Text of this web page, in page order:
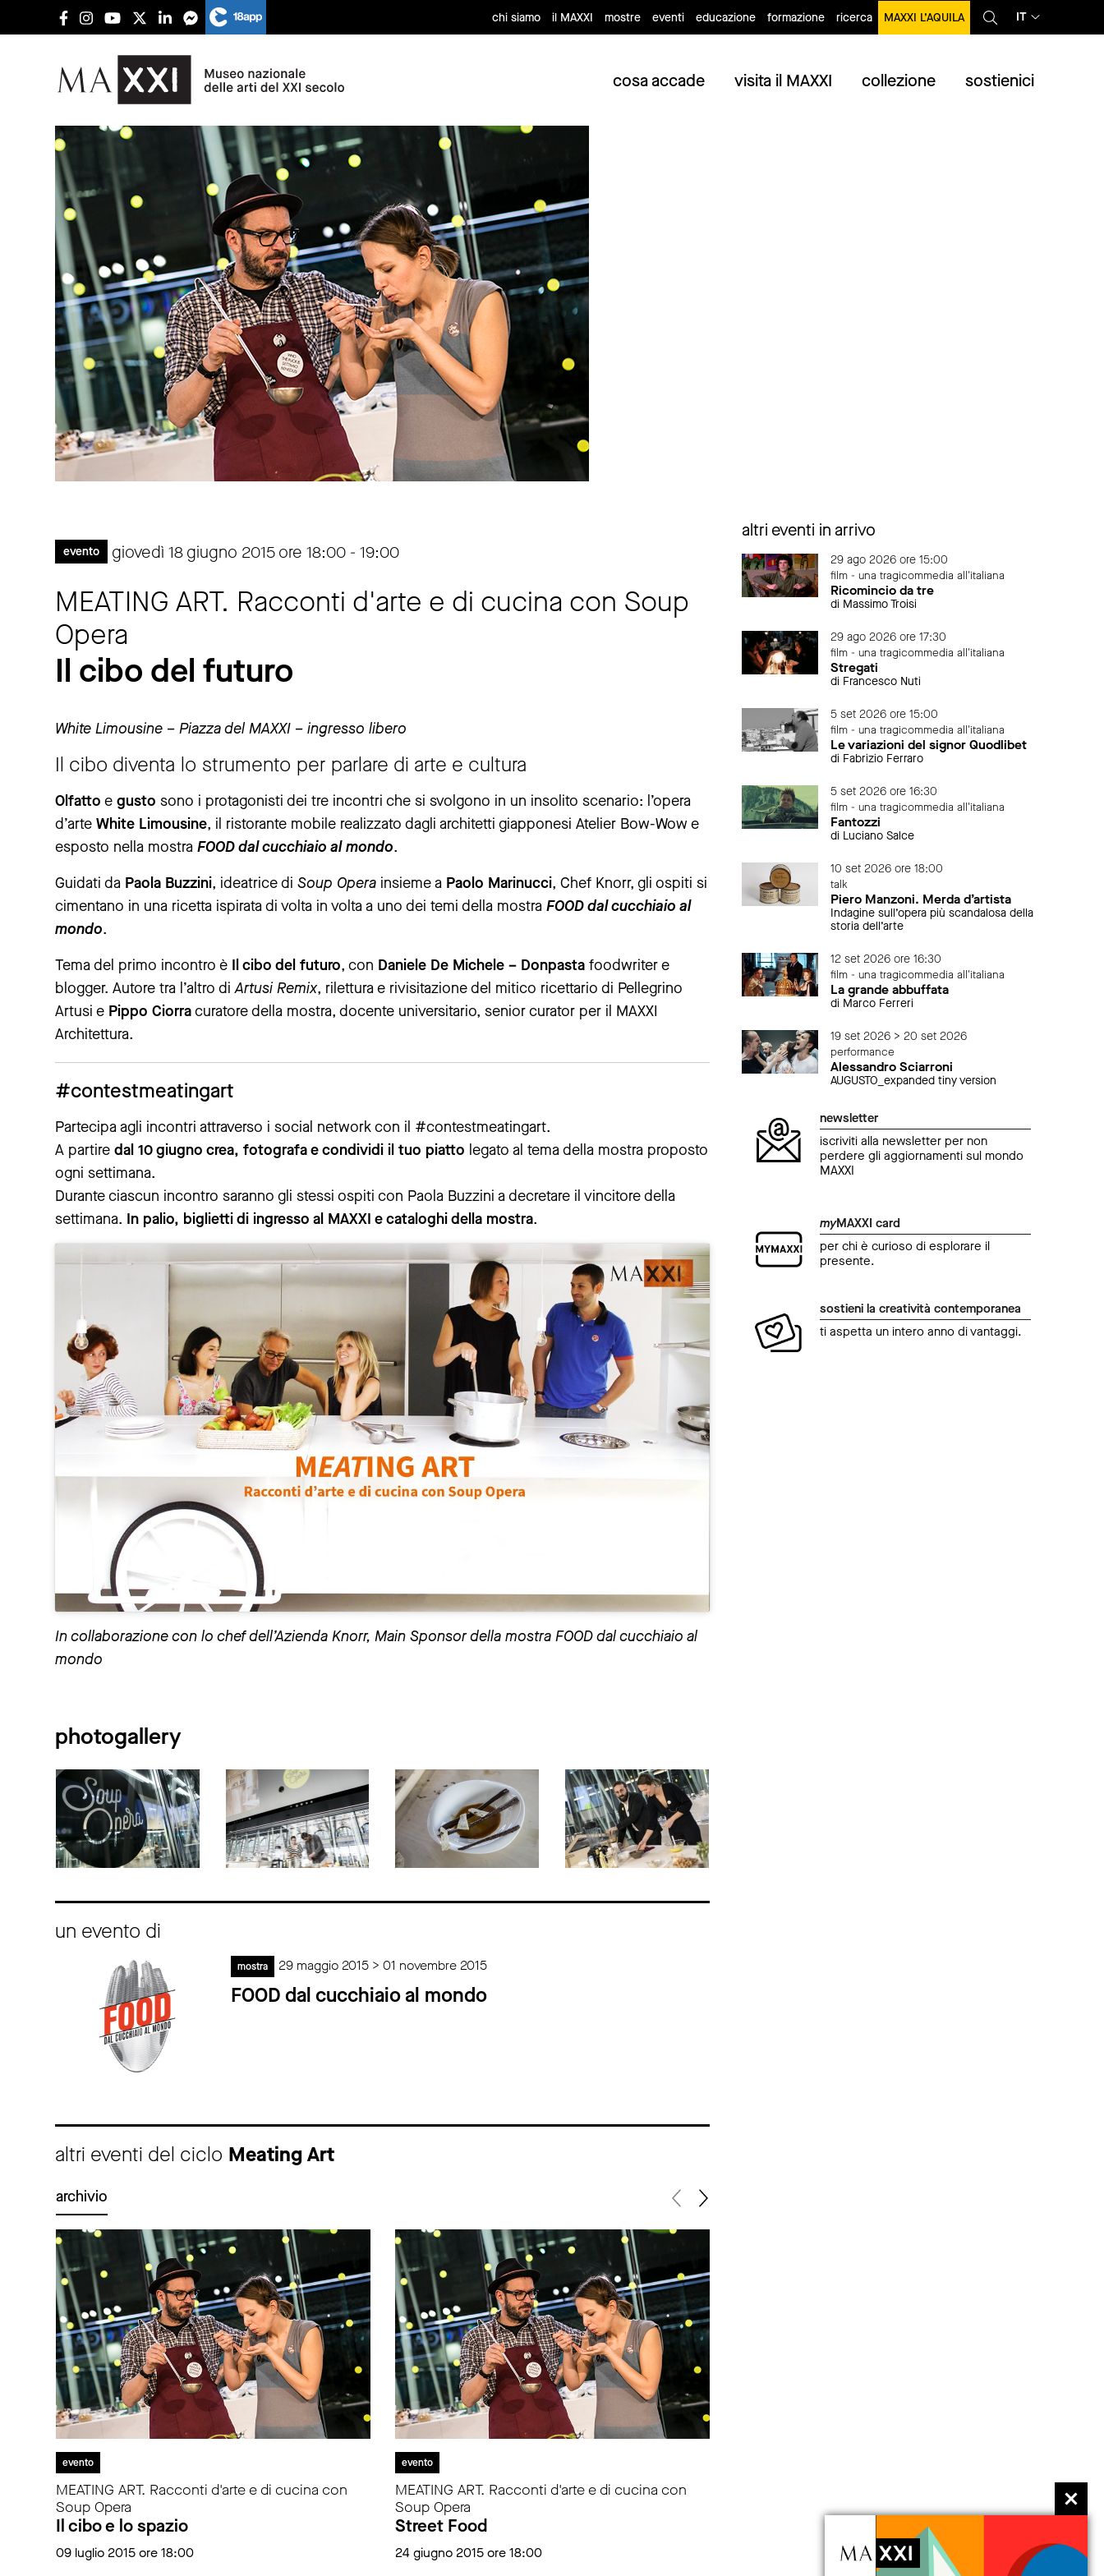
chi siamo il MAXXI mostre eventi educazione formazione ricerca MAXXI L’AQUILA IT
cosa accade visita il MAXXI collezione sostienici
evento giovedì 18 giugno 2015 ore 18:00 - 19:00
MEATING ART. Racconti d'arte e di cucina con Soup
Opera
Il cibo del futuro
White Limousine – Piazza del MAXXI – ingresso libero
Il cibo diventa lo strumento per parlare di arte e cultura
Olfatto e gusto sono i protagonisti dei tre incontri che si svolgono in un insolito scenario: l’opera
d’arte White Limousine, il ristorante mobile realizzato dagli architetti giapponesi Atelier Bow-Wow e
esposto nella mostra FOOD dal cucchiaio al mondo.
Guidati da Paola Buzzini, ideatrice di Soup Opera insieme a Paolo Marinucci, Chef Knorr, gli ospiti si
cimentano in una ricetta ispirata di volta in volta a uno dei temi della mostra FOOD dal cucchiaio al
mondo.
Tema del primo incontro è Il cibo del futuro, con Daniele De Michele – Donpasta foodwriter e
blogger. Autore tra l’altro diArtusi Remix, rilettura e rivisitazione del mitico ricettario di Pellegrino
Artusi e Pippo Ciorracuratore della mostra, docente universitario, senior curator per il MAXXI
Architettura.
#contestmeatingart
Partecipa agli incontri attraverso i social network con il #contestmeatingart.
A partire dal 10 giugno crea, fotografa e condividi il tuo piatto legato al tema della mostra proposto
ogni settimana.
Durante ciascun incontro saranno gli stessi ospiti con Paola Buzzini a decretare il vincitore della
settimana. In palio, biglietti di ingresso al MAXXI e cataloghi della mostra.
In collaborazione con lo chef dell’Azienda Knorr, Main Sponsor della mostra FOOD dal cucchiaio al
mondo
photogallery
un evento di
mostra 29 maggio 2015 > 01 novembre 2015
FOOD dal cucchiaio al mondo
altri eventi del ciclo Meating Art
archivio
evento
MEATING ART. Racconti d'arte e di cucina con
Soup Opera
Il cibo e lo spazio
09 luglio 2015 ore 18:00
evento
MEATING ART. Racconti d'arte e di cucina con
Soup Opera
Street Food
24 giugno 2015 ore 18:00
#ContestMeatingArt
10 giugno 2015 > 09 luglio 2015 ore 18:00
altri eventi in arrivo
29 ago 2026 ore 15:00
film - una tragicommedia all'italiana
Ricomincio da tre
di Massimo Troisi
29 ago 2026 ore 17:30
film - una tragicommedia all'italiana
Stregati
di Francesco Nuti
5 set 2026 ore 15:00
film - una tragicommedia all'italiana
Le variazioni del signor Quodlibet
di Fabrizio Ferraro
5 set 2026 ore 16:30
film - una tragicommedia all'italiana
Fantozzi
di Luciano Salce
10 set 2026 ore 18:00
talk
Piero Manzoni. Merda d’artista
Indagine sull’opera più scandalosa della
storia dell’arte
12 set 2026 ore 16:30
film - una tragicommedia all'italiana
La grande abbuffata
di Marco Ferreri
19 set 2026 > 20 set 2026
performance
Alessandro Sciarroni
AUGUSTO_expanded tiny version
newsletter
iscriviti alla newsletter per non
perdere gli aggiornamenti sul mondo
MAXXI
myMAXXI card
per chi è curioso di esplorare il
presente.
sostieni la creatività contemporanea
ti aspetta un intero anno di vantaggi.